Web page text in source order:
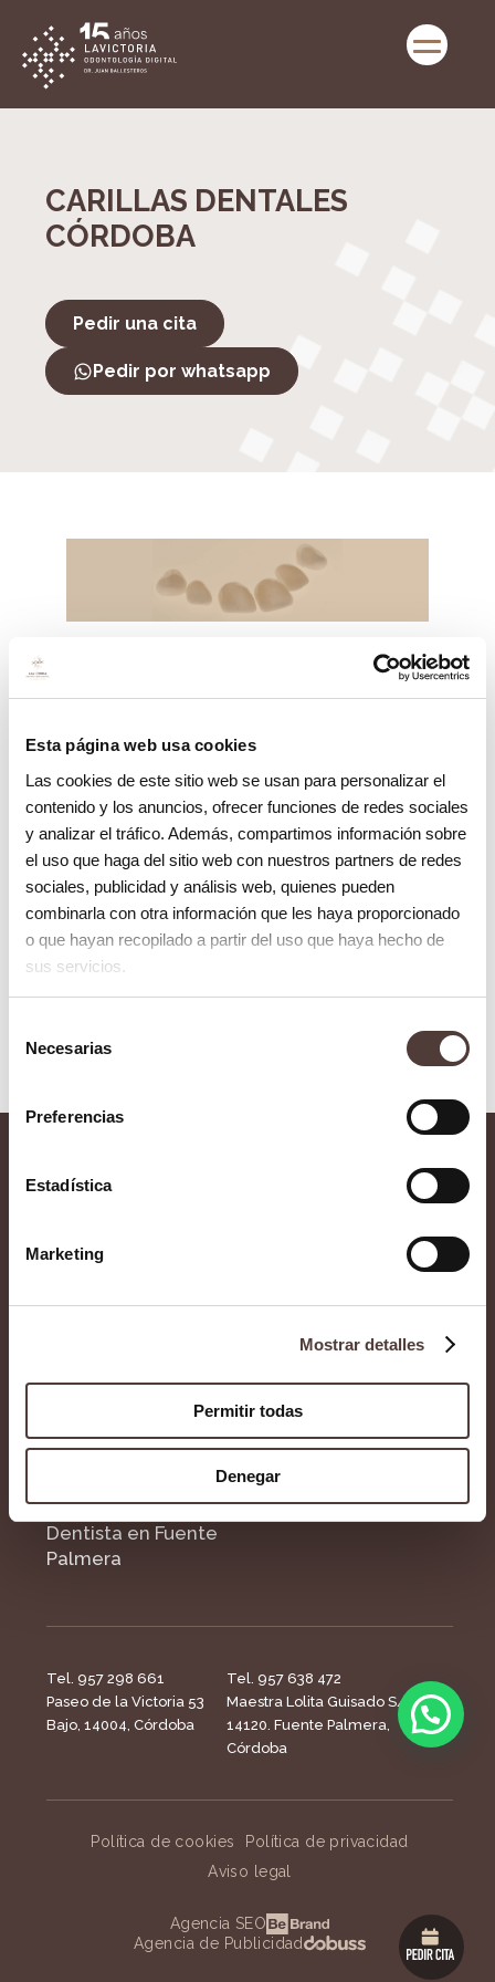
Esta página web usa cookies
Las cookies de este sitio web se usan para personalizar el
contenido y los anuncios, ofrecer funciones de redes sociales
y analizar el tráfico. Además, compartimos información sobre
el uso que haga del sitio web con nuestros partners de redes
sociales, publicidad y análisis web, quienes pueden
combinarla con otra información que les haya proporcionado
o que hayan recopilado a partir del uso que haya hecho de
sus servicios.
Necesarias
Preferencias
Estadística
Marketing
Mostrar detalles
Permitir todas
Denegar
CARILLAS DENTALES
CÓRDOBA
Pedir una cita
Pedir por whatsapp
Carillas dentales
Especialidades y otros
tratamientos
Ortodoncia invisible Spark
Contacto
dental
Blog
Contacto
Dentista en Fuente
Palmera
Tel. 957 298 661
Paseo de la Victoria 53
Bajo, 14004, Córdoba
Tel. 957 638 472
Maestra Lolita Guisado S/N,
14120. Fuente Palmera,
Córdoba
Política de cookies
Política de privacidad
Aviso legal
Agencia SEO
Agencia de Publicidad